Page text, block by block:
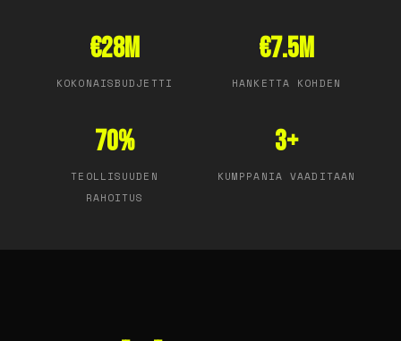
€28M
KOKONAISBUDJETTI
€7.5M
HANKETTA KOHDEN
70%
TEOLLISUUDEN
RAHOITUS
3+
KUMPPANIA VAADITAAN